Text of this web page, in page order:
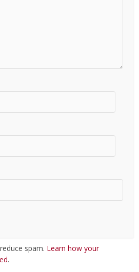
spam. Learn how your
.